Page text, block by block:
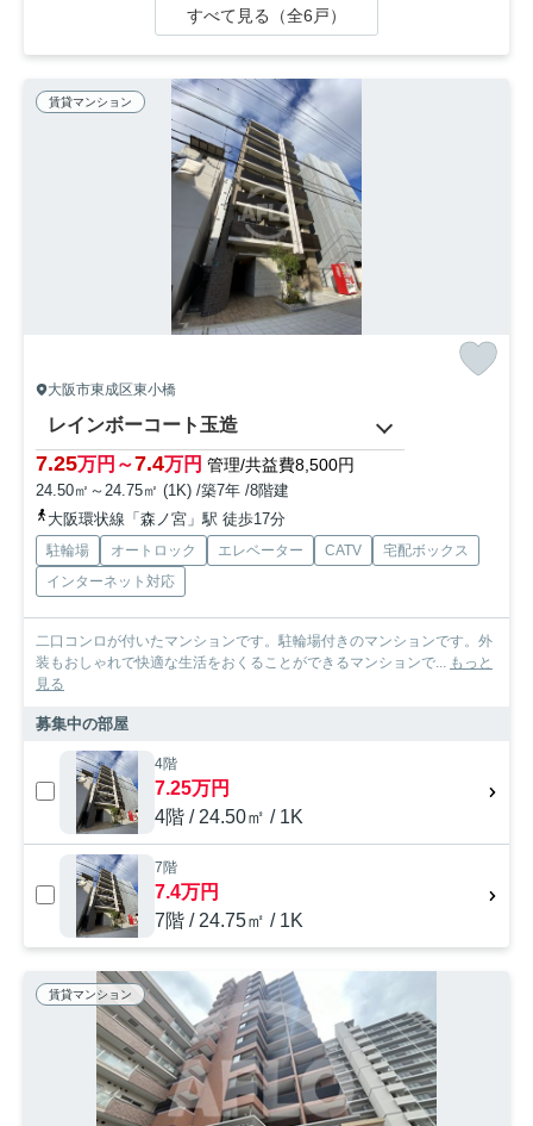
すべて見る（全6戸）
賃貸マンション
大阪市東成区東小橋
レインボーコート玉造
7.25万円～7.4万円 管理/共益費8,500円
24.50㎡～24.75㎡ (1K) /築7年 /8階建
大阪環状線「森ノ宮」駅 徒歩17分
駐輪場 オートロック エレベーター CATV
宅配ボックス
インターネット対応
二口コンロが付いたマンションです。駐輪場付きのマンションです。外
装もおしゃれで快適な生活をおくることができるマンションで... もっと
見る
募集中の部屋
4階
7.25万円
4階 / 24.50㎡ / 1K
7階
7.4万円
7階 / 24.75㎡ / 1K
賃貸マンション